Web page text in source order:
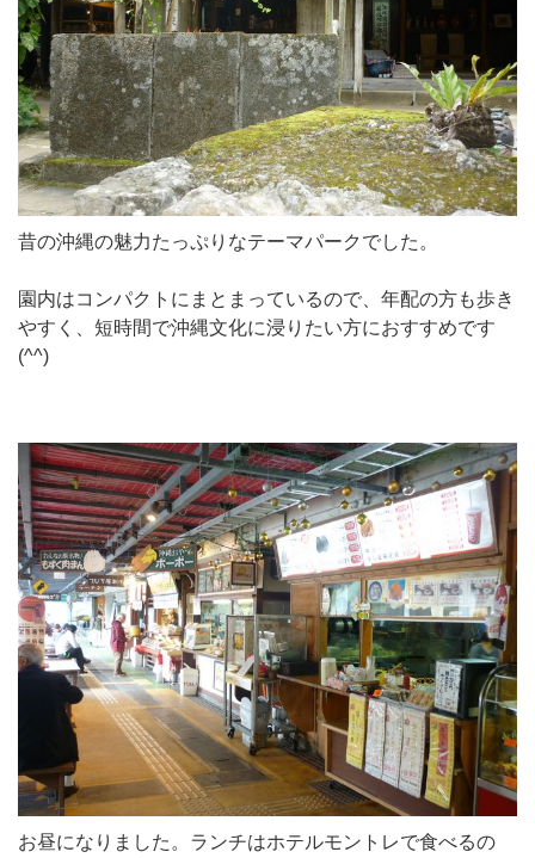
昔の沖縄の魅力たっぷりなテーマパークでした。
園内はコンパクトにまとまっているので、年配の方も歩き
やすく、短時間で沖縄文化に浸りたい方におすすめです
(^^)
お昼になりました。ランチはホテルモントレで食べるの